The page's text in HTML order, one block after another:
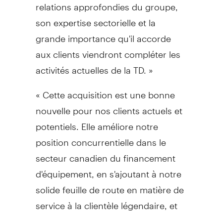
son expertise sectorielle et la
grande importance qu'il accorde
aux clients viendront compléter les
activités actuelles de la TD. »
« Cette acquisition est une bonne
nouvelle pour nos clients actuels et
potentiels. Elle améliore notre
position concurrentielle dans le
secteur canadien du financement
d'équipement, en s'ajoutant à notre
solide feuille de route en matière de
service à la clientèle légendaire, et